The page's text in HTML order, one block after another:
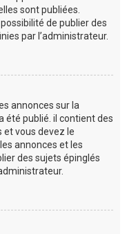
sont publiées.
de publier des
par l’administrateur.
annonces sur la
été publié. il contient des
vous devez le
annonces et les
des sujets épinglés